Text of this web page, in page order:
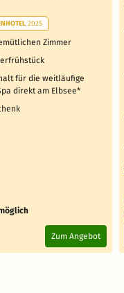
2025
Zimmer
für die weitläufige
direkt am Elbsee*
Zum Angebot